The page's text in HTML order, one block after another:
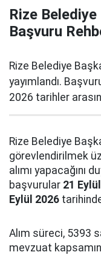
Rize Belediye
Başvuru
Rize Belediye
yayımlandı.
2026 tarihler
Rize Belediye
görevlendirilmek
alımı yapacağını
başvurular 21
Eylül 2026
Alım süreci, 5393
mevzuat